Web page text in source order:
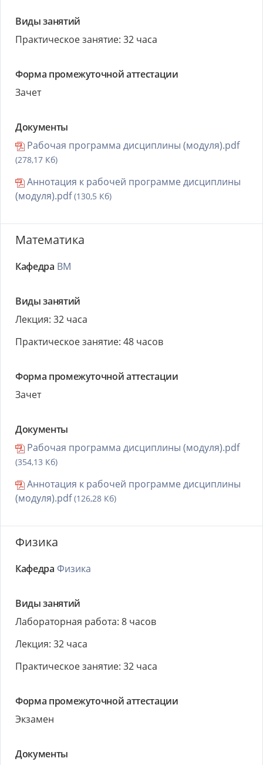
Виды занятий
Практическое занятие: 32 часа
Форма промежуточной аттестации
Зачет
Документы
Рабочая программа дисциплины (модуля).pdf
(278,17 Кб)
Аннотация к рабочей программе дисциплины
(модуля).pdf(130,5 Кб)
Математика
Кафедра ВМ
Виды занятий
Лекция: 32 часа
Практическое занятие: 48 часов
Форма промежуточной аттестации
Зачет
Документы
Рабочая программа дисциплины (модуля).pdf
(354,13 Кб)
Аннотация к рабочей программе дисциплины
(модуля).pdf(126,28 Кб)
Физика
Кафедра Физика
Виды занятий
Лабораторная работа: 8 часов
Лекция: 32 часа
Практическое занятие: 32 часа
Форма промежуточной аттестации
Экзамен
Документы